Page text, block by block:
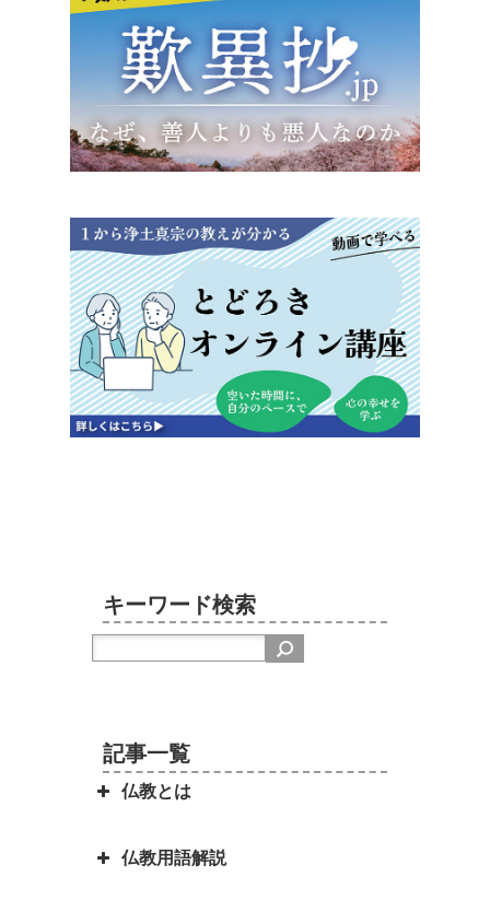
キーワード検索
記事一覧
仏教とは
日本を分割占領案から守ってくれ
仏教用語解説